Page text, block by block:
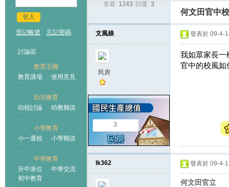
登入
登記帳號 忘記密碼
討論區
教育王國
教育講場
使用意見
幼兒教育
幼校討論
幼教雜談
小學教育
小一選校
小學雜談
中學教育
升中派位
中學交流
初中教育
王國
›
查看: 1243 回覆: 3
何文田官中
文風娘
民房
3
發表於 09-4-
我如眾家長一
官中的校風如
lk362 發表於 09-4-
何文田官立